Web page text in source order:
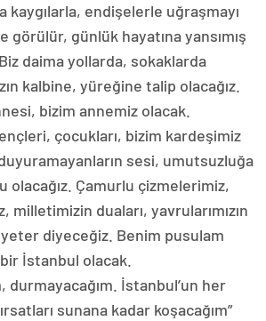
kaygılarla, endişelerle uğraşmayı
görülür, günlük hayatına yansımış
daima yollarda, sokaklarda
kalbine, yüreğine talip olacağız.
bizim annemiz olacak.
çocukları, bizim kardeşimiz
sesi, umutsuzluğa
olacağız. Çamurlu çizmelerimiz,
milletimizin duaları, yavrularımızın
diyeceğiz. Benim pusulam
İstanbul olacak.
durmayacağım. İstanbul’un her
sunana kadar koşacağım”